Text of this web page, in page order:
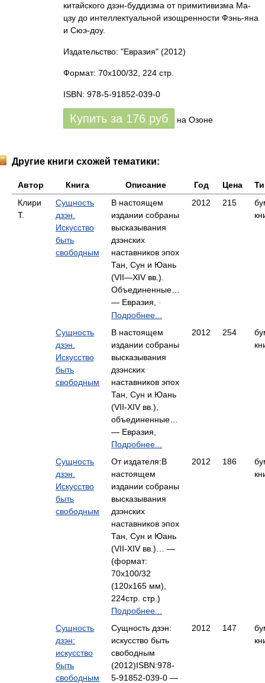
китайского дзэн-буддизма от примитивизма Ма-
цзу до интеллектуальной изощренности Фэнь-яна
и Сюэ-доу.
Издательство: "Евразия" (2012)
Формат: 70x100/32, 224 стр.
ISBN: 978-5-91852-039-0
Купить за 176 руб на Озоне
Другие книги схожей тематики:
Автор Книга Описание Год Цена
Клири
Т.
Сущность
дзэн.
Искусство
быть
свободным
В настоящем
издании собраны
высказывания
дзэнских
наставников эпох
Тан, Сун и Юань
(VII—XIV вв.).
Объединенные…
— Евразия,
-
Подробнее...
2012 215
Сущность
дзэн.
Искусство
быть
свободным
В настоящем
издании собраны
высказывания
дзэнских
наставников эпох
Тан, Сун и Юань
(VII-XIV вв.),
объединенные…
— Евразия,
Подробнее...
2012 254
Сущность
дзэн.
Искусство
быть
свободным
От издателя:В
настоящем
издании собраны
высказывания
дзэнских
наставников эпох
Тан, Сун и Юань
(VII-XIV вв.)… —
(формат:
70x100/32
(120х165 мм),
224стр. стр.)
Подробнее...
2012 186
Сущность
дзэн:
искусство
быть
свободным
Сущность дзэн:
искусство быть
свободным
(2012)ISBN:978-
5-91852-039-0 —
2012 147